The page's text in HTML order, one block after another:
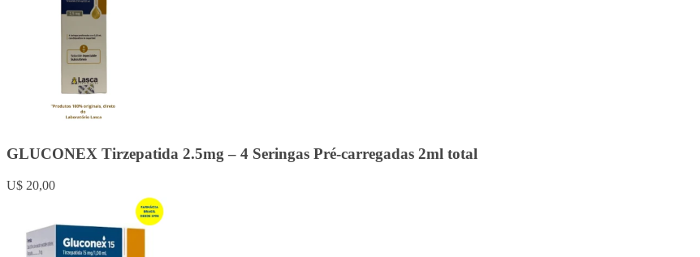
GLUCONEX Tirzepatida 2.5mg – 4 Seringas Pré-carregadas 2ml total
U$ 20,00